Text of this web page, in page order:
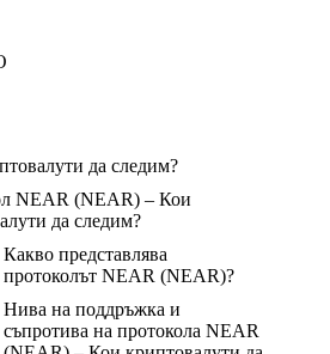
да следим?
NEAR (NEAR) – Кои
да следим?
Какво представлява
протоколът NEAR (NEAR)?
Нива на поддръжка и
съпротива на протокола NEAR